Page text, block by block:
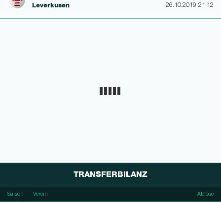
Leverkusen
26.10.2019 21:12
TRANSFERBILANZ
Saison Verein Ablöse